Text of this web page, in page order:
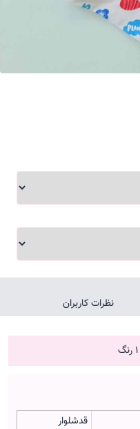
نظرات کاربران
1 رنگ
قدشلوار